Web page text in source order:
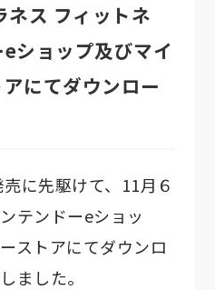
ネス フィットネ
ショップ及びマイ
にてダウンロー
に先駆けて、11月６
テンドーeショッ
ストアにてダウンロ
ました。